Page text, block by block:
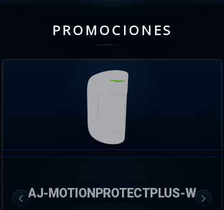
PROMOCIONES
AJ-MOTIONPROTECTPLUS-W